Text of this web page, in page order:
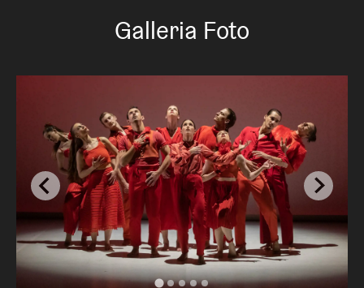
Galleria Foto